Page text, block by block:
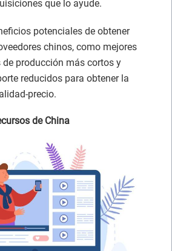
que lo ayude.
potenciales de obtener
chinos, como mejores
de producción más cortos y
reducidos para obtener la
precio.
de China